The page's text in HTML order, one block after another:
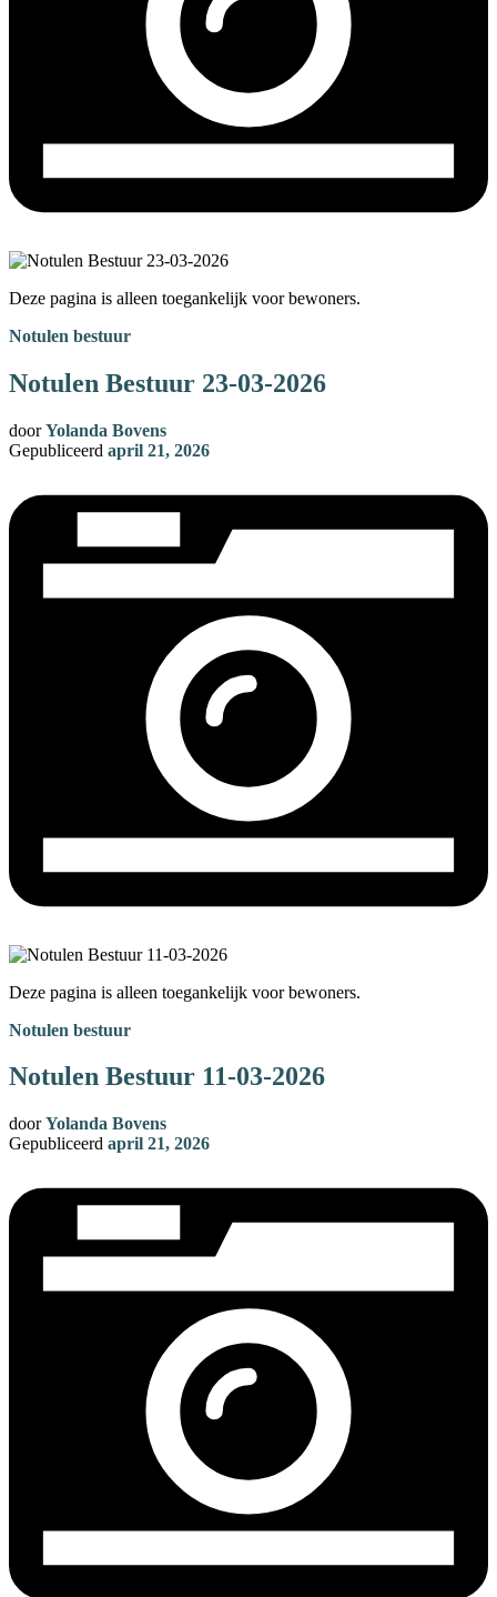
Deze pagina is alleen toegankelijk voor bewoners.
Notulen bestuur
Notulen Bestuur 23-03-2026
doorYolanda Bovens
Gepubliceerd april 21, 2026
Deze pagina is alleen toegankelijk voor bewoners.
Notulen bestuur
Notulen Bestuur 11-03-2026
doorYolanda Bovens
Gepubliceerd april 21, 2026